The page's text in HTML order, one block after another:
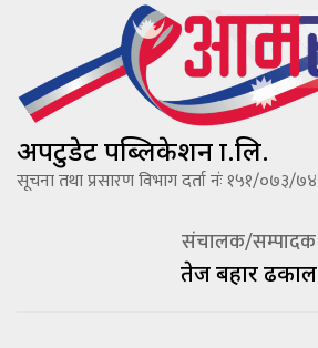
अपटुडेट पब्लिकेशन प्रा.लि.
सूचना तथा प्रसारण विभाग दर्ता नंः १५१/०७३/७४
संचालक/सम्पादक
तेज बहादूर ढकाल